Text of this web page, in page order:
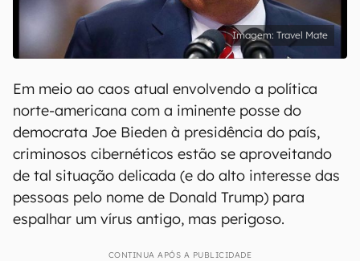
Travel Mate
Em meio ao caos atual envolvendo a política
norte-americana com a iminente posse do
democrata Joe Bieden à presidência do país,
criminosos cibernéticos estão se aproveitando
de tal situação delicada (e do alto interesse das
pessoas pelo nome de Donald Trump) para
espalhar um vírus antigo, mas perigoso.
CONTINUA APÓS A PUBLICIDADE